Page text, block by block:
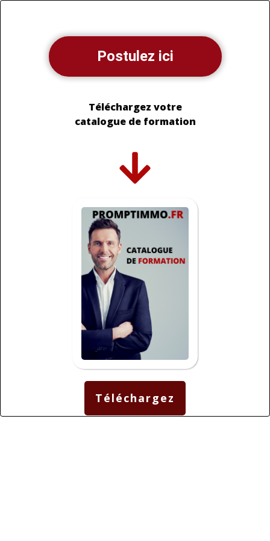
Postulez ici
Téléchargez votre
catalogue de formation
Téléchargez